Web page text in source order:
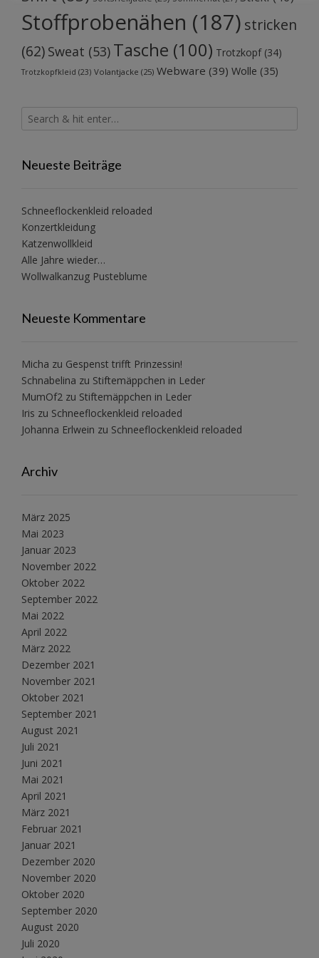
Stoffprobenähen (187) stricken
(62) Sweat (53) Tasche (100) Trotzkopf(34)
Trotzkopfkleid (23) Volantjacke (25) Webware (39) Wolle (35)
Neueste Beiträge
Schneeflockenkleid reloaded
Konzertkleidung
Katzenwollkleid
Alle Jahre wieder…
Wollwalkanzug Pusteblume
Neueste Kommentare
Micha zu Gespenst trifft Prinzessin!
Schnabelina zu Stiftemäppchen in Leder
MumOf2 zu Stiftemäppchen in Leder
Iris zu Schneeflockenkleid reloaded
Johanna Erlwein zu Schneeflockenkleid reloaded
Archiv
März 2025
Mai 2023
Januar 2023
November 2022
Oktober 2022
September 2022
Mai 2022
April 2022
März 2022
Dezember 2021
November 2021
Oktober 2021
September 2021
August 2021
Juli 2021
Juni 2021
Mai 2021
April 2021
März 2021
Februar 2021
Januar 2021
Dezember 2020
November 2020
Oktober 2020
September 2020
August 2020
Juli 2020